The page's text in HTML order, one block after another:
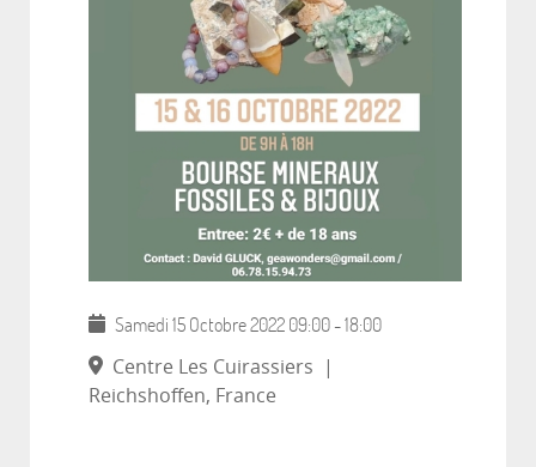
Samedi 15 Octobre 2022 09:00 -18:00
Centre Les Cuirassiers
|
Reichshoffen, France